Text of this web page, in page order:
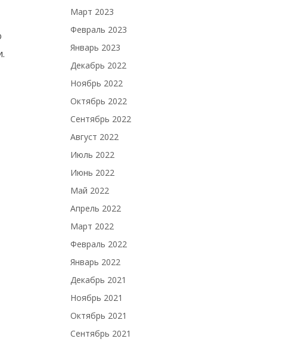
Март 2023
Февраль 2023
Январь 2023
Декабрь 2022
Ноябрь 2022
Октябрь 2022
Сентябрь 2022
Август 2022
Июль 2022
Июнь 2022
Май 2022
Апрель 2022
Март 2022
Февраль 2022
Январь 2022
Декабрь 2021
Ноябрь 2021
Октябрь 2021
Сентябрь 2021